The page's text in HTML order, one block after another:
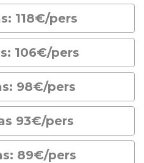
118€/pers
106€/pers
98€/pers
93€/pers
89€/pers